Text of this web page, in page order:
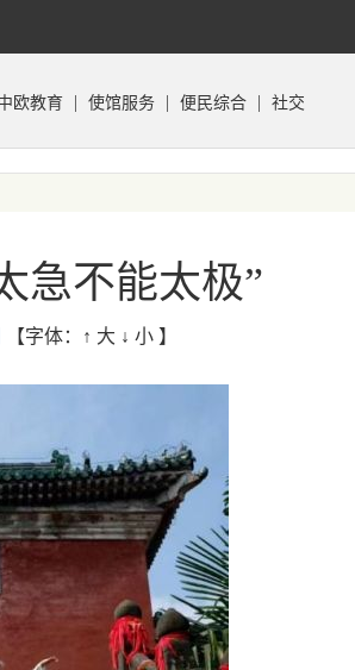
欧教育 使馆服务 便民综合 社交
急不能太极”
【字体： ↑ 大 ↓ 小 】